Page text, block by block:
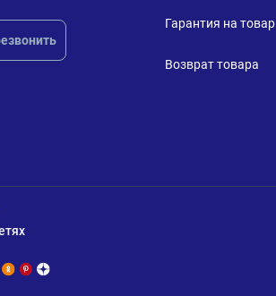
Гарантия на товар
Возврат товара